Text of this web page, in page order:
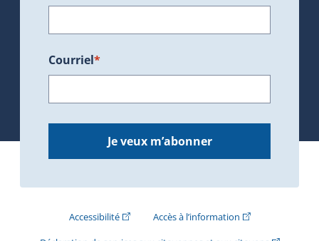
Courriel*
Je veux m’abonner
Accessibilité(Cet hyperlien externe s'ouvrira dans une
Accès à l’information(Cet hyperlien